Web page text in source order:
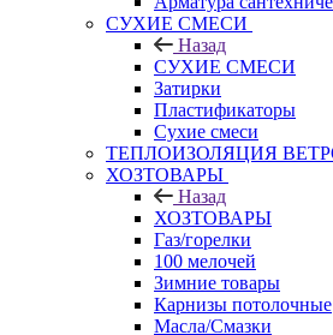
СУХИЕ СМЕСИ
Назад
СУХИЕ СМЕСИ
Затирки
Пластификаторы
Сухие смеси
ТЕПЛОИЗОЛЯЦИЯ
ХОЗТОВАРЫ
Назад
ХОЗТОВАРЫ
Газ/горелки
100 мелочей
Зимние товары
Карнизы потолочные
Масла/Смазки